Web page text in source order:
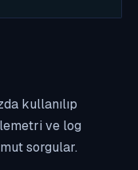
kullanılıp
ve log
sorgular.